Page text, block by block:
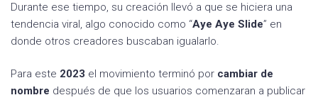
Durante ese tiempo, su creación llevó a que se hiciera una
tendencia viral, algo conocido como “Aye Aye Slide” en
donde otros creadores buscaban igualarlo.
Para este 2023 el movimiento terminó por cambiar de
nombre después de que los usuarios comenzaran a publicar